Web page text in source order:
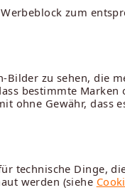
zum
Bilder zu sehen, die
bestimmte
ohne Gewähr, dass
technische Dinge,
werden (siehe